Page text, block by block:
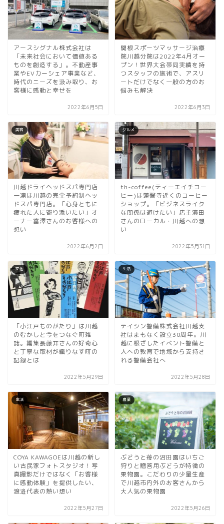
アースシグナル株式会社は
「未来社会において価値ある
ものを創造する」。不動産事
業やEVカーシェア事業など、
時代のニーズを汲み取り、お
客様に感動と幸せを
2022年6月5日
関根スポーツマッサージ治療
院川越分院は2022年4月オー
プン！世界大会帯同実績を持
つスタッフの施術で、アスリ
ートだけでなく一般の方のお
悩みも解決
2022年6月3日
美容
川越ドライヘッドスパ専門店
一凛は川越の完全予約制ヘッ
ドスパ専門店。「心身ともに
疲れた人に寄り添いたい」オ
ーナー富澤さんのお客様への
想い
2022年6月2日
グルメ
th-coffee(ティーエイチコー
ヒー)は蓮馨寺近くのコーヒー
ショップ。「ビジネスライク
な関係は避けたい」店主濱田
さんのローカル・川越への想
い
2022年5月31日
文化
「小江戸ものがたり」は川越
のむかしと今をつなぐ町雑
誌。編集長藤井さんの好奇心
と丁寧な取材が織りなす町の
記録とは
2022年5月29日
生活
テイシン警備株式会社川越支
社はまもなく設立30周年。川
越に根ざしたイベント警備と
人への教育で地域から支持さ
れる警備会社へ
2022年5月28日
生活
COYA KAWAGOEは川越の新し
い古民家フォトスタジオ！写
真撮影だけではなく「お客様
に感動体験」を提供したい、
渡邉代表の熱い想い
2022年5月27日
農業
ぶどうと苺の沼田園はいちご
狩りと贈答用ぶどうが特徴の
果物園。こだわりの少量生産
で川越市内外のお客さんから
大人気の果物園
2022年5月26日